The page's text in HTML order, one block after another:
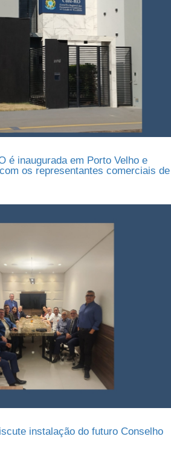
é inaugurada em Porto Velho e
os representantes comerciais de
instalação do futuro Conselho